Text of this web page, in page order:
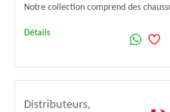
Notre collection comprend des
Détails
Distributeurs,